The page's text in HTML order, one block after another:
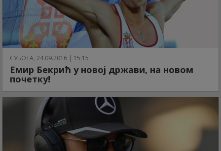
СУБОТА, 24.09.2016 | 15:15
Емир Бекрић у новој држави, на новом
почетку!